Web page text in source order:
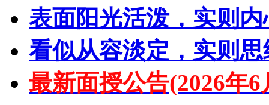
表面阳光活泼，实则
看似从容淡定，实则
最新面授公告(2026年